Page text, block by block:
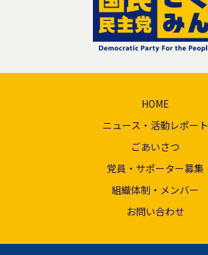
HOME
ニュース・活動レポート
ごあいさつ
党員・サポーター募集
組織体制・メンバー
お問い合わせ